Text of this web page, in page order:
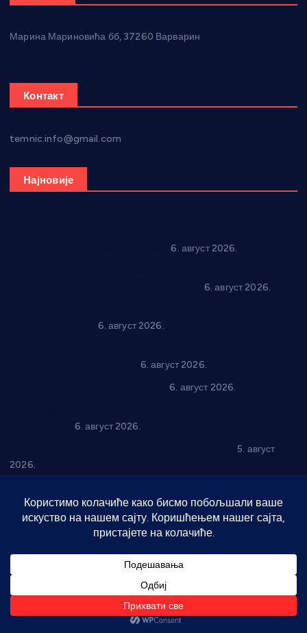
Марина Мариновића бб, 37260 Варварин
Контакт
temnic.info@gmail.com
Најновије
6. август 2026.
6. август 2026.
6. август 2026.
6. август 2026.
6. август 2026.
6. август 2026.
5. август
2026.
5. август 2026.
У Ћићевцу одржана Конференција клубова Зоне “Запад”